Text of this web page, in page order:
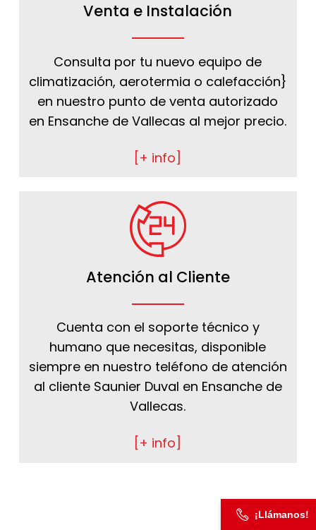
Venta e Instalación
Consulta por tu nuevo equipo de
climatización, aerotermia o calefacción}
en nuestro punto de venta autorizado
en Ensanche de Vallecas al mejor precio.
[+ info]
Atención al Cliente
Cuenta con el soporte técnico y
humano que necesitas, disponible
siempre en nuestro teléfono de atención
al cliente Saunier Duval en Ensanche de
Vallecas.
[+ info]
¡Llámanos!